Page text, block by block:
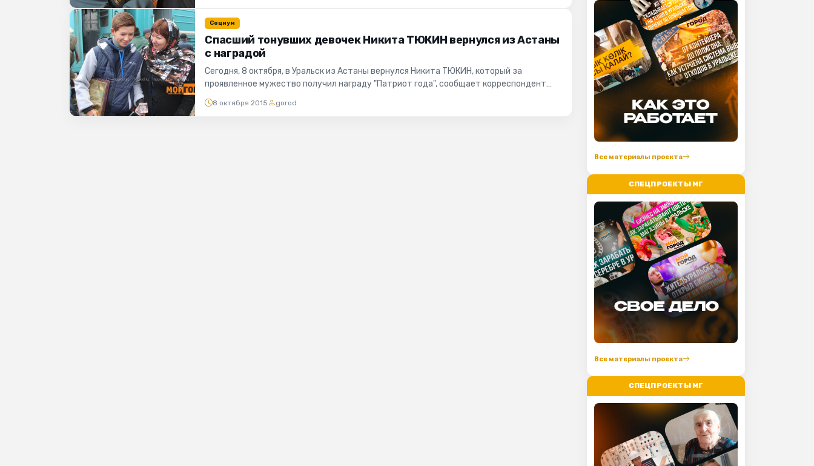
Социум
Спасший тонувших девочек Никита ТЮКИН вернулся из Астаны
с наградой
Сегодня, 8 октября, в Уральск из Астаны вернулся Никита ТЮКИН, который за
проявленное мужество получил награду "Патриот года", сообщает корреспондент
портала "Мой ГОРОД"....
8 октября 2015 gorod
Все материалы проекта
СПЕЦПРОЕКТЫ МГ
Все материалы проекта
СПЕЦПРОЕКТЫ МГ